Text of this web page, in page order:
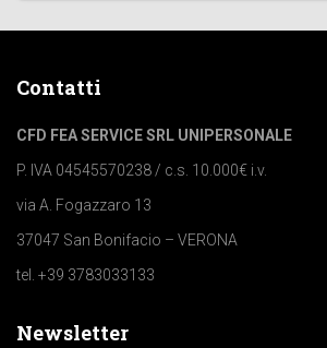
Contatti
CFD FEA SERVICE SRL UNIPERSONALE
P. IVA 04545570238 / c.s. 10.000€ i.v.
via A. Fogazzaro 13
37047 San Bonifacio – VERONA
tel. +39 3783033133
Newsletter